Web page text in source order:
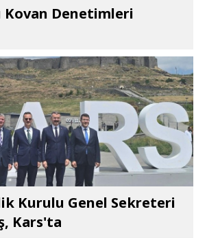
Kovan Denetimleri
Kurulu Genel Sekreteri
Kars'ta